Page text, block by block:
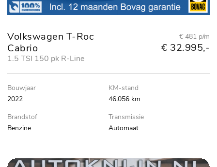
Volkswagen T-Roc
Cabrio
1.5 TSI 150 pk R-Line
€ 481 p/m
€ 32.995,-
Bouwjaar
2022
KM-stand
46.056 km
Brandstof
Benzine
Transmissie
Automaat